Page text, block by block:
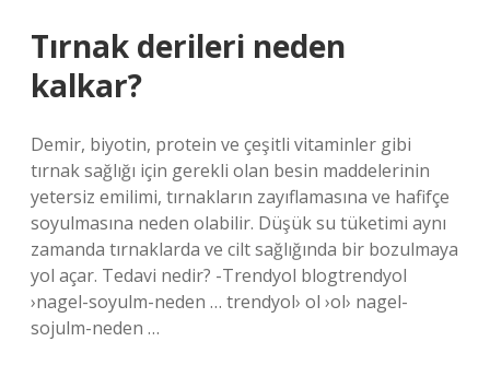
Tırnak derileri neden
kalkar?
Demir, biyotin, protein ve çeşitli vitaminler gibi
tırnak sağlığı için gerekli olan besin maddelerinin
yetersiz emilimi, tırnakların zayıflamasına ve hafifçe
soyulmasına neden olabilir. Düşük su tüketimi aynı
zamanda tırnaklarda ve cilt sağlığında bir bozulmaya
yol açar. Tedavi nedir? -Trendyol blogtrendyol
›nagel-soyulm-neden … trendyol› ol ›ol› nagel-
sojulm-neden …